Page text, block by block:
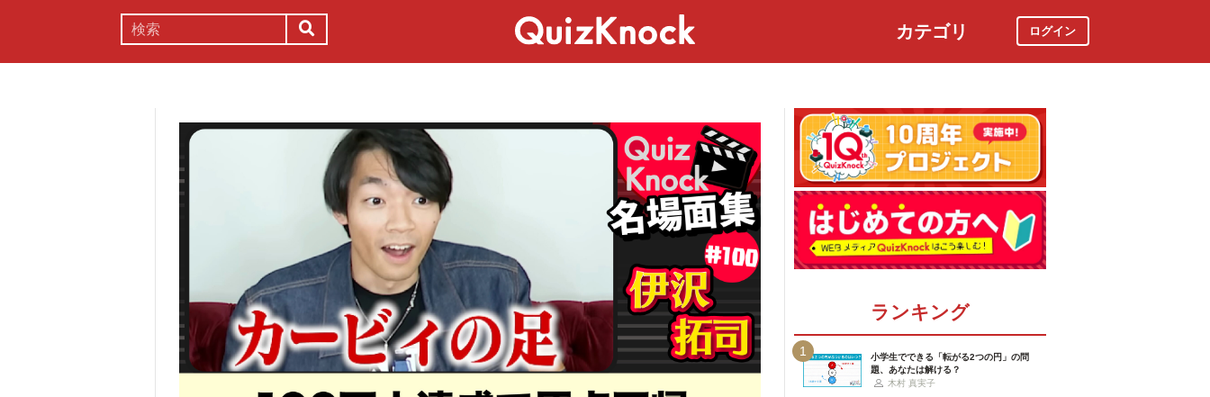
カテゴリ ログイン
ランキング
1
小学生でできる「転がる2つの円」の問
題、あなたは解ける？
木村 真実子